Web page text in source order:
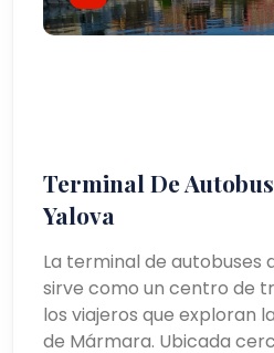
Terminal De
Yalova
La terminal de autobuses
sirve como un centro de
los viajeros que exploran
de Mármara. Ubicada